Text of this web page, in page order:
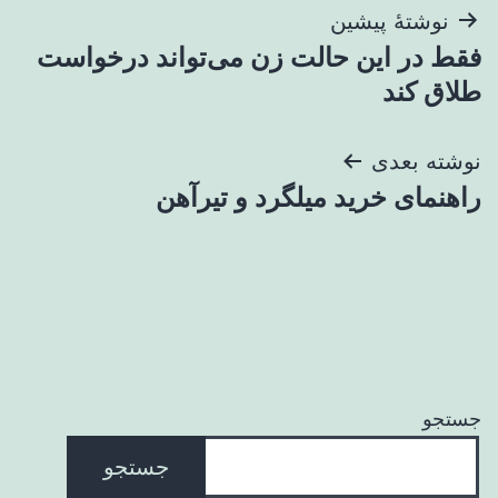
راهبری
نوشته
نوشتهٔ پیشین
فقط در این حالت زن می‌تواند درخواست
طلاق کند
نوشته بعدی
راهنمای خرید میلگرد و تیرآهن
جستجو
جستجو